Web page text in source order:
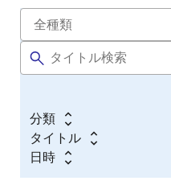
分類
タイトル
日時